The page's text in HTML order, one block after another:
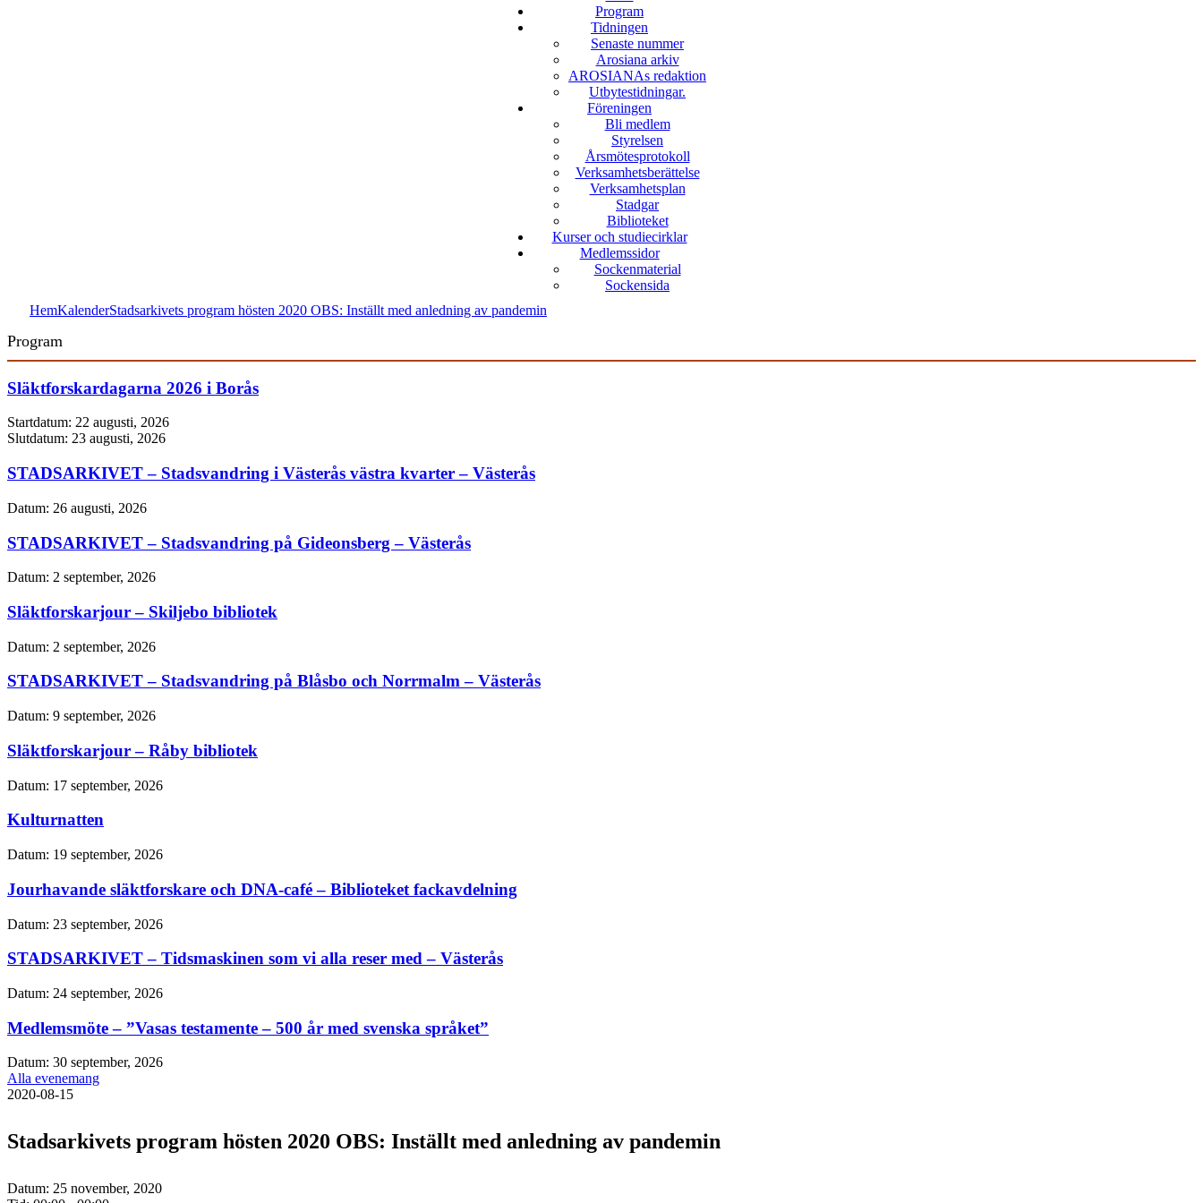
Program
Tidningen
Senaste nummer
Arosiana arkiv
AROSIANAs redaktion
Utbytestidningar.
Föreningen
Bli medlem
Styrelsen
Årsmötesprotokoll
Verksamhetsberättelse
Verksamhetsplan
Stadgar
Biblioteket
Kurser och studiecirklar
Medlemssidor
Sockenmaterial
Sockensida
HemKalenderStadsarkivets program hösten 2020 OBS: Inställt med anledning av pandemin
Program
Släktforskardagarna 2026 i Borås
Startdatum: 22 augusti, 2026
Slutdatum: 23 augusti, 2026
STADSARKIVET – Stadsvandring i Västerås västra kvarter – Västerås
Datum: 26 augusti, 2026
STADSARKIVET – Stadsvandring på Gideonsberg – Västerås
Datum: 2 september, 2026
Släktforskarjour – Skiljebo bibliotek
Datum: 2 september, 2026
STADSARKIVET – Stadsvandring på Blåsbo och Norrmalm – Västerås
Datum: 9 september, 2026
Släktforskarjour – Råby bibliotek
Datum: 17 september, 2026
Kulturnatten
Datum: 19 september, 2026
Jourhavande släktforskare och DNA-café – Biblioteket fackavdelning
Datum: 23 september, 2026
STADSARKIVET – Tidsmaskinen som vi alla reser med – Västerås
Datum: 24 september, 2026
Medlemsmöte – ”Vasas testamente – 500 år med svenska språket”
Datum: 30 september, 2026
Alla evenemang
2020-08-15
Stadsarkivets program hösten 2020 OBS: Inställt med anledning av pandemin
Datum: 25 november, 2020